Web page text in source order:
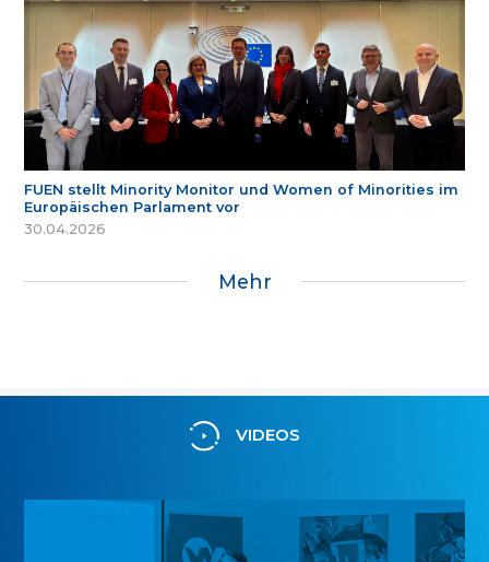
FUEN stellt Minority Monitor und Women of Minorities im
Europäischen Parlament vor
30.04.2026
Mehr
VIDEOS